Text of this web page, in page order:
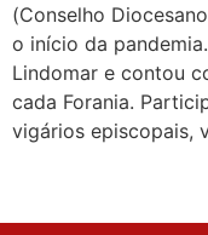
(Conselho
o início da
Lindomar e contou
cada Forania.
vigários episcopais,